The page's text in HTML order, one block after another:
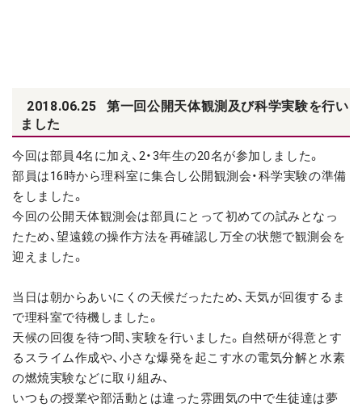
2018.06.25 第一回公開天体観測及び科学実験を行い
ました
今回は部員4名に加え、2・3年生の20名が参加しました。
部員は16時から理科室に集合し公開観測会・科学実験の準備
をしました。
今回の公開天体観測会は部員にとって初めての試みとなっ
たため、望遠鏡の操作方法を再確認し万全の状態で観測会を
迎えました。
当日は朝からあいにくの天候だったため、天気が回復するま
で理科室で待機しました。
天候の回復を待つ間、実験を行いました。自然研が得意とす
るスライム作成や、小さな爆発を起こす水の電気分解と水素
の燃焼実験などに取り組み、
いつもの授業や部活動とは違った雰囲気の中で生徒達は夢